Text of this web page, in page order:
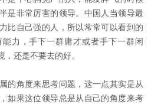
是非常厉害的领导。中国人当领导最
比自己强的人，所以常常可以看到的
力，手下一群庸才或者手下一群闲
，还是不要去的好。
的角度来思考问题，这一点其实是从
如果这位领导总是从自己的角度来考